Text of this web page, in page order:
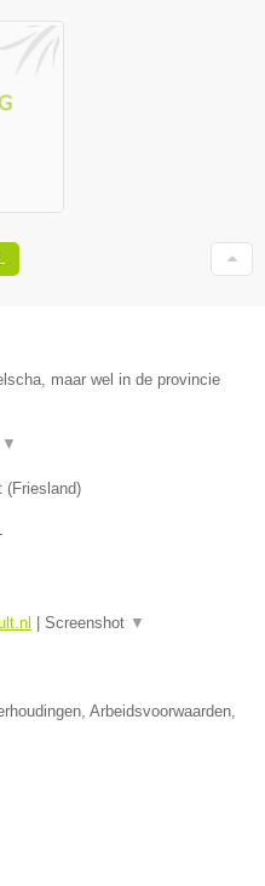
maar wel in de provincie
▼
(Friesland)
Screenshot ▼
Arbeidsvoorwaarden,